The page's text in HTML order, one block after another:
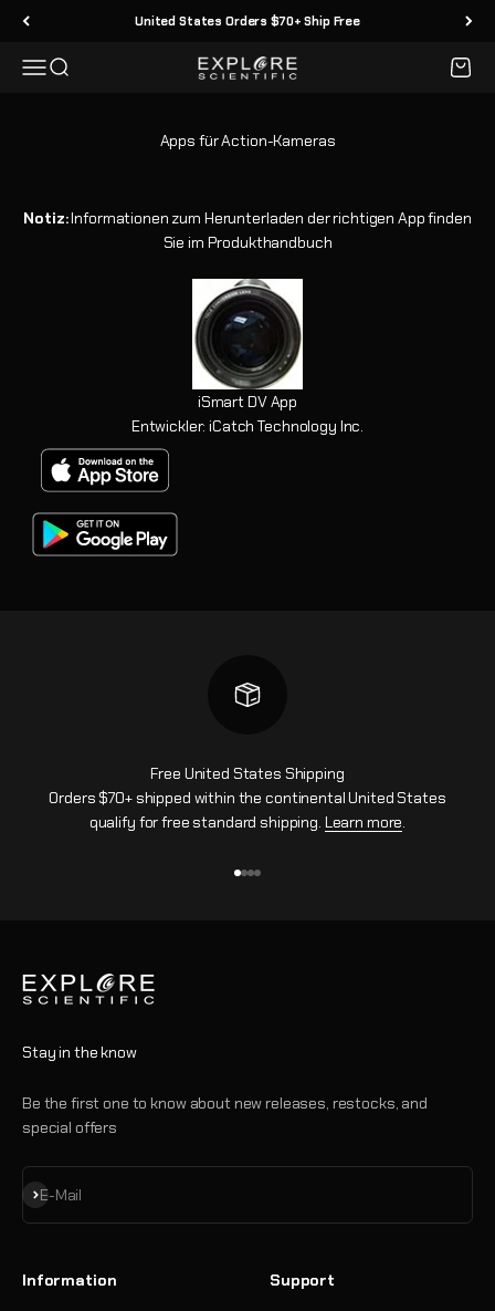
Zum Inhalt springen United States Orders $70+ Ship Free
MenüSuche Explore Scientific
Apps für Action-Kameras
Notiz:Informationen zum Herunterladen der richtigen App finden
Sie im Produkthandbuch
iSmart DV App
Entwickler: iCatch Technology Inc.
Free United States Shipping
Orders $70+ shipped within the continental United States
qualify for free standard shipping. Learn more.
Stay in the know
Be the first one to know about new releases, restocks, and
special offers
E-Mail
Abonnieren
Information Support